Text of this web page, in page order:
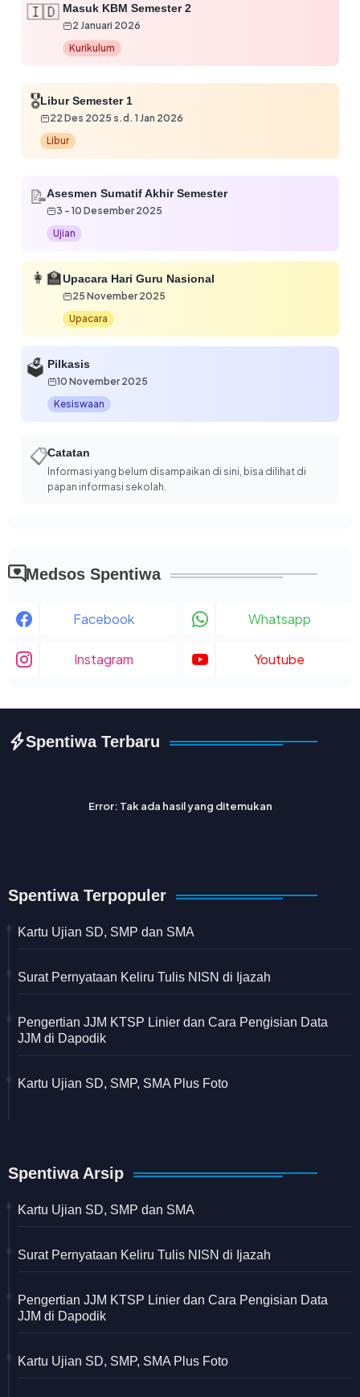
🇮🇩 Masuk KBM Semester 2
2 Januari 2026
Kurikulum
🎖️Libur Semester 1
22 Des 2025 s.d. 1 Jan 2026
Libur
📝Asesmen Sumatif Akhir Semester
3 - 10 Desember 2025
Ujian
👩‍🏫Upacara Hari Guru Nasional
25 November 2025
Upacara
🗳️ Pilkasis
10 November 2025
Kesiswaan
📋Catatan
Informasi yang belum disampaikan di sini, bisa dilihat di
papan informasi sekolah.
Medsos Spentiwa
Facebook Whatsapp
Instagram Youtube
Spentiwa Terbaru
Error: Tak ada hasil yang ditemukan
Spentiwa Terpopuler
Kartu Ujian SD, SMP dan SMA
Surat Pernyataan Keliru Tulis NISN di Ijazah
Pengertian JJM KTSP Linier dan Cara Pengisian Data
JJM di Dapodik
Kartu Ujian SD, SMP, SMA Plus Foto
Spentiwa Arsip
Kartu Ujian SD, SMP dan SMA
Surat Pernyataan Keliru Tulis NISN di Ijazah
Pengertian JJM KTSP Linier dan Cara Pengisian Data
JJM di Dapodik
Kartu Ujian SD, SMP, SMA Plus Foto